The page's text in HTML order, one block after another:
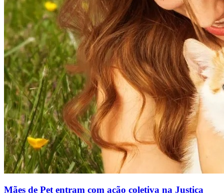
Mães de Pet entram com ação coletiva na Justiça